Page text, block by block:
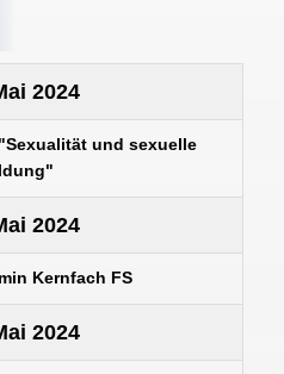
2024
und sexuelle
2024
Kernfach FS
2024